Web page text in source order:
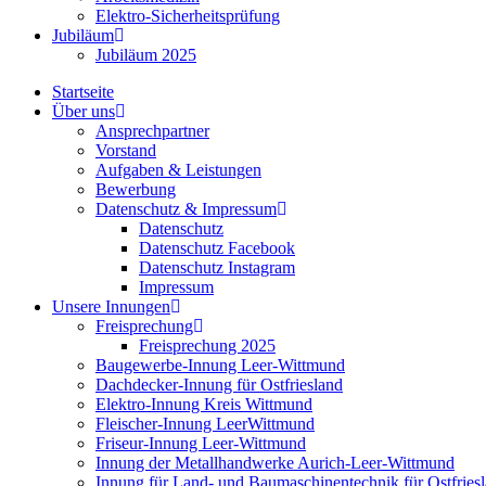
Elektro-Sicherheitsprüfung
Jubiläum
Jubiläum 2025
Startseite
Über uns
Ansprechpartner
Vorstand
Aufgaben & Leistungen
Bewerbung
Datenschutz & Impressum
Datenschutz
Datenschutz Facebook
Datenschutz Instagram
Impressum
Unsere Innungen
Freisprechung
Freisprechung 2025
Baugewerbe-Innung Leer-Wittmund
Dachdecker-Innung für Ostfriesland
Elektro-Innung Kreis Wittmund
Fleischer-Innung LeerWittmund
Friseur-Innung Leer-Wittmund
Innung der Metallhandwerke Aurich-Leer-Wittmund
Innung für Land- und Baumaschinentechnik für